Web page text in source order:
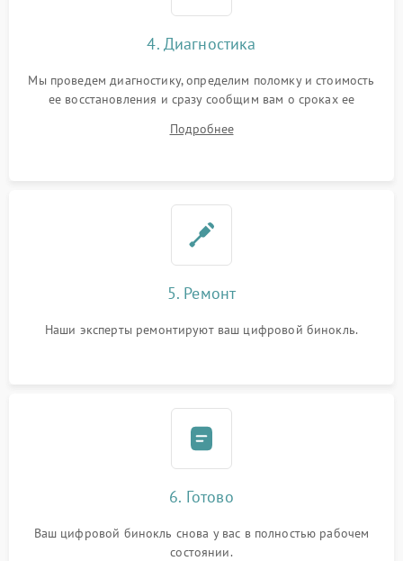
4. Диагностика
Мы проведем диагностику, определим поломку и стоимость
ее восстановления и сразу сообщим вам о сроках ее
Подробнее
5. Ремонт
Наши эксперты ремонтируют ваш цифровой бинокль.
6. Готово
Ваш цифровой бинокль снова у вас в полностью рабочем
состоянии.